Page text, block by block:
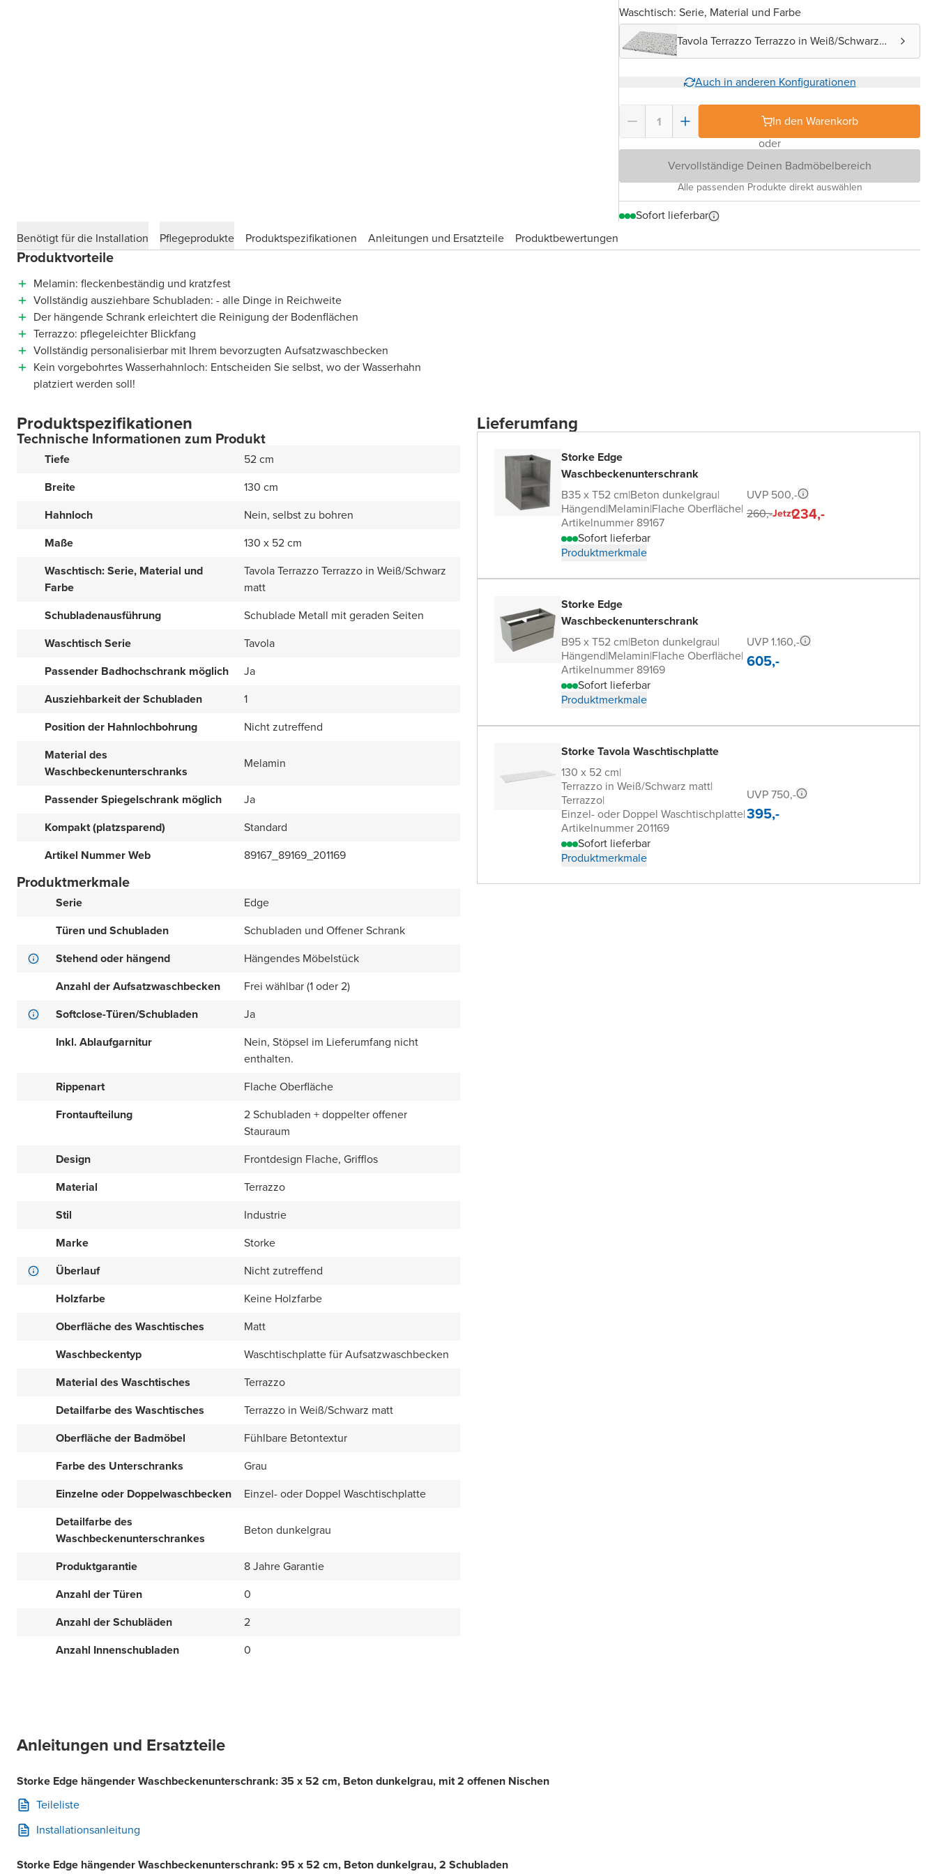
Waschtisch: Serie, Material und Farbe
Tavola Terrazzo Terrazzo in Weiß/Schwarz
Auch in anderen Konfigurationen
In den Warenkorb
oder
Vervollständige Deinen Badmöbelbereich
Alle passenden Produkte direkt auswählen
Sofort lieferbar
Benötigt für die Installation
Pflegeprodukte Produktspezifikationen Anleitungen und Ersatzteile Produktbewertungen
Produktvorteile
Melamin: fleckenbeständig und kratzfest
Vollständig ausziehbare Schubladen: - alle Dinge in Reichweite
Der hängende Schrank erleichtert die Reinigung der Bodenflächen
Terrazzo: pflegeleichter Blickfang
Vollständig personalisierbar mit Ihrem bevorzugten Aufsatzwaschbecken
Kein vorgebohrtes Wasserhahnloch: Entscheiden Sie selbst, wo der Wasserhahn
platziert werden soll!
Produktspezifikationen
Technische Informationen zum Produkt
Tiefe
52 cm
Breite
130 cm
Hahnloch
Nein, selbst zu bohren
Maße
130 x 52 cm
Waschtisch: Serie, Material und
Farbe
Tavola Terrazzo Terrazzo in Weiß/Schwarz
matt
Schubladenausführung
Schublade Metall mit geraden Seiten
Waschtisch Serie
Tavola
Passender Badhochschrank möglich
Ja
Ausziehbarkeit der Schubladen
1
Position der Hahnlochbohrung
Nicht zutreffend
Material des
Waschbeckenunterschranks
Melamin
Passender Spiegelschrank möglich
Ja
Kompakt (platzsparend)
Standard
Artikel Nummer Web
89167_89169_201169
Produktmerkmale
Serie
Edge
Türen und Schubladen
Schubladen und Offener Schrank
Stehend oder hängend
Hängendes Möbelstück
Anzahl der Aufsatzwaschbecken
Frei wählbar (1 oder 2)
Softclose-Türen/Schubladen
Ja
Inkl. Ablaufgarnitur
Nein, Stöpsel im Lieferumfang nicht
enthalten.
Rippenart
Flache Oberfläche
Frontaufteilung
2 Schubladen + doppelter offener
Stauraum
Design
Frontdesign Flache, Grifflos
Material
Terrazzo
Stil
Industrie
Marke
Storke
Überlauf
Nicht zutreffend
Holzfarbe
Keine Holzfarbe
Oberfläche des Waschtisches
Matt
Waschbeckentyp
Waschtischplatte für Aufsatzwaschbecken
Material des Waschtisches
Terrazzo
Detailfarbe des Waschtisches
Terrazzo in Weiß/Schwarz matt
Oberfläche der Badmöbel
Fühlbare Betontextur
Farbe des Unterschranks
Grau
Einzelne oder Doppelwaschbecken
Einzel- oder Doppel Waschtischplatte
Detailfarbe des
Waschbeckenunterschrankes
Beton dunkelgrau
Produktgarantie
8 Jahre Garantie
Anzahl der Türen
0
Anzahl der Schubläden
2
Anzahl Innenschubladen
0
Lieferumfang
Storke Edge
Waschbeckenunterschrank
B35 x T52 cm|Beton dunkelgrau|
Hängend|Melamin|Flache Oberfläche|
Artikelnummer 89167
Sofort lieferbar
Produktmerkmale
UVP 500,-
260,-Jetzt234,-
Storke Edge
Waschbeckenunterschrank
B95 x T52 cm|Beton dunkelgrau|
Hängend|Melamin|Flache Oberfläche|
Artikelnummer 89169
Sofort lieferbar
Produktmerkmale
UVP 1.160,-
605,-
Storke Tavola Waschtischplatte
130 x 52 cm|
Terrazzo in Weiß/Schwarz matt|
Terrazzo|
Einzel- oder Doppel Waschtischplatte|
Artikelnummer 201169
Sofort lieferbar
Produktmerkmale
UVP 750,-
395,-
Anleitungen und Ersatzteile
Storke Edge hängender Waschbeckenunterschrank: 35 x 52 cm, Beton dunkelgrau, mit 2 offenen Nischen
Teileliste
Installationsanleitung
Storke Edge hängender Waschbeckenunterschrank: 95 x 52 cm, Beton dunkelgrau, 2 Schubladen